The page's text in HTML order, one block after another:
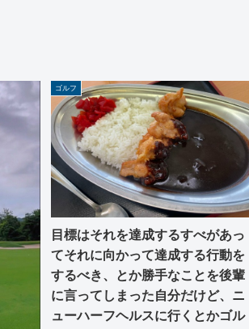
ゴルフ
目標はそれを達成するすべがあっ
てそれに向かって達成する行動を
するべき、とか勝手なことを後輩
に言ってしまった自分だけど、ニ
ューハーフヘルスに行くとかゴル